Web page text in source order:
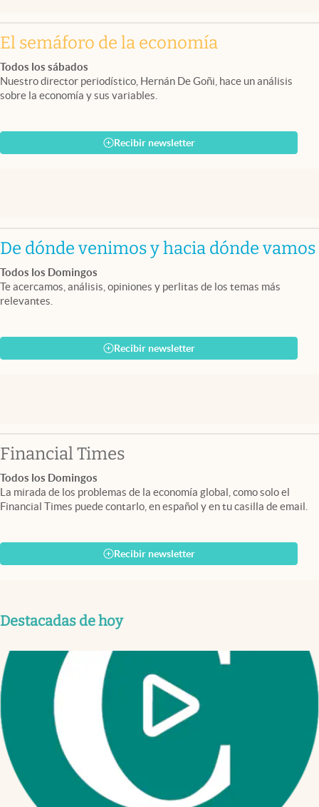
El semáforo de la economía
Todos los sábados
Nuestro director periodístico, Hernán De Goñi, hace un análisis
sobre la economía y sus variables.
Recibir newsletter
De dónde venimos y hacia dónde vamos
Todos los Domingos
Te acercamos, análisis, opiniones y perlitas de los temas más
relevantes.
Recibir newsletter
Financial Timesabre en nueva pestaña
Todos los Domingos
La mirada de los problemas de la economía global, como solo el
Financial Times puede contarlo, en español y en tu casilla de email.
Recibir newsletter
Destacadas de hoy